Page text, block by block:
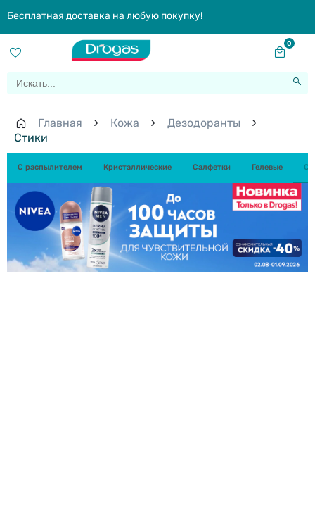
Бесплатная доставка на любую покупку!
0
Главная Кожа
Дезодоранты
Стики
С распылителем Кристаллические Салфетки Гелевые